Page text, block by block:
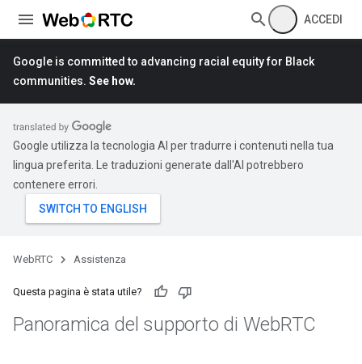
ACCEDI
Google is committed to advancing racial equity for Black
communities. See how.
Google utilizza la tecnologia AI per tradurre i contenuti nella tua
lingua preferita. Le traduzioni generate dall'AI potrebbero
contenere errori.
WebRTC Assistenza
Questa pagina è stata utile?
Panoramica del supporto di WebRTC